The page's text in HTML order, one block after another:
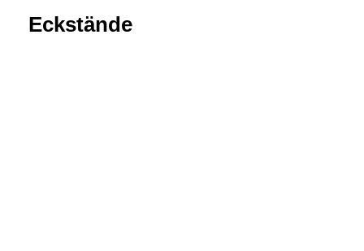
Eckstände